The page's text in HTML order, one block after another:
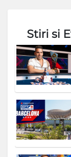
Stiri si